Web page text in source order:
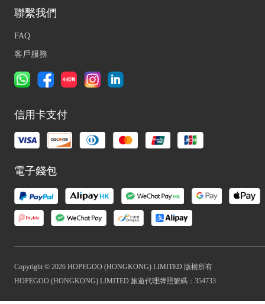
聯繫我們
FAQ
客戶服務
信用卡支付
電子錢包
Copyright © 2026 HOPEGOO (HONGKONG) LIMITED 版權所有
HOPEGOO (HONGKONG) LIMITED 旅遊代理牌照號碼：354733